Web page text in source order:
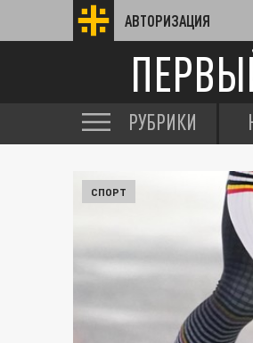
АВТОРИЗАЦИЯ
РУБРИКИ
СПОРТ